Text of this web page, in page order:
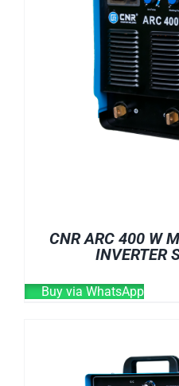
CNR ARC 400 W
INVERTER
Buy via WhatsApp